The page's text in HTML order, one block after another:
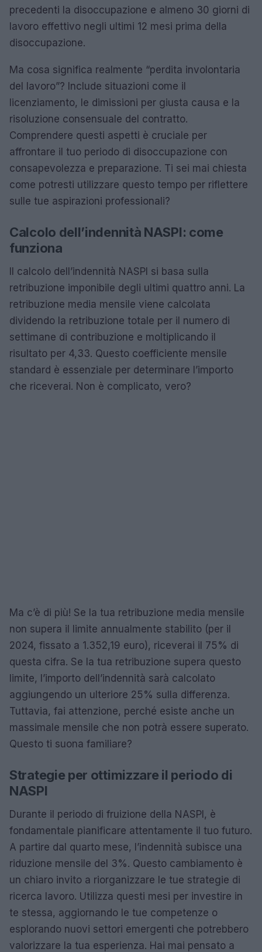
precedenti la disoccupazione e almeno 30 giorni di
lavoro effettivo negli ultimi 12 mesi prima della
disoccupazione.
Ma cosa significa realmente “perdita involontaria
del lavoro”? Include situazioni come il
licenziamento, le dimissioni per giusta causa e la
risoluzione consensuale del contratto.
Comprendere questi aspetti è cruciale per
affrontare il tuo periodo di disoccupazione con
consapevolezza e preparazione. Ti sei mai chiesta
come potresti utilizzare questo tempo per riflettere
sulle tue aspirazioni professionali?
Calcolo dell’indennità NASPI: come
funziona
Il calcolo dell’indennità NASPI si basa sulla
retribuzione imponibile degli ultimi quattro anni. La
retribuzione media mensile viene calcolata
dividendo la retribuzione totale per il numero di
settimane di contribuzione e moltiplicando il
risultato per 4,33. Questo coefficiente mensile
standard è essenziale per determinare l’importo
che riceverai. Non è complicato, vero?
Ma c’è di più! Se la tua retribuzione media mensile
non supera il limite annualmente stabilito (per il
2024, fissato a 1.352,19 euro), riceverai il 75% di
questa cifra. Se la tua retribuzione supera questo
limite, l’importo dell’indennità sarà calcolato
aggiungendo un ulteriore 25% sulla differenza.
Tuttavia, fai attenzione, perché esiste anche un
massimale mensile che non potrà essere superato.
Questo ti suona familiare?
Strategie per ottimizzare il periodo di
NASPI
Durante il periodo di fruizione della NASPI, è
fondamentale pianificare attentamente il tuo futuro.
A partire dal quarto mese, l’indennità subisce una
riduzione mensile del 3%. Questo cambiamento è
un chiaro invito a riorganizzare le tue strategie di
ricerca lavoro. Utilizza questi mesi per investire in
te stessa, aggiornando le tue competenze o
esplorando nuovi settori emergenti che potrebbero
valorizzare la tua esperienza. Hai mai pensato a